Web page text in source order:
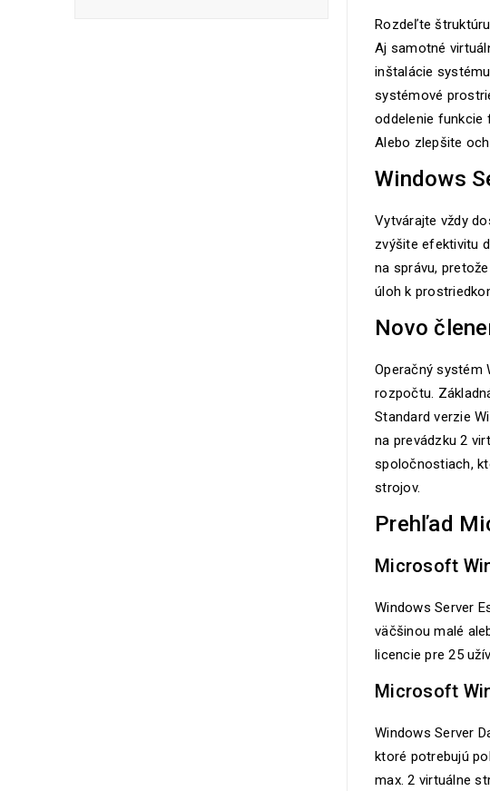
Rozdeľte
Aj samotné
inštalácie
systémové
oddelenie funkcie
Alebo zlepšite
Windows
Vytvárajte vždy
zvýšite efektivitu
na správu,
úloh k
Novo
Operačný systém
rozpočtu.
Standard verzie
na prevádzku 2
spoločnostiach,
strojov.
Prehľad
Microsoft
Windows Server
väčšinou malé
licencie pre 25
Microsoft
Windows Server
ktoré potrebujú
max. 2 virtuálne